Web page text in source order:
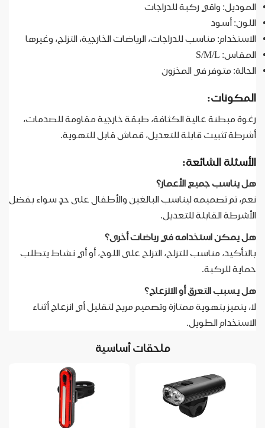
الموديل: واقي ركبة للدراجات
اللون: أسود
الاستخدام: مناسب للدراجات، الرياضات الخارجية، التزلج، وغيرها
المقاس: S/M/L
الحالة: متوفر في المخزون
المكونات:
رغوة مبطنة عالية الكثافة، طبقة خارجية مقاومة للصدمات،
أشرطة تثبيت قابلة للتعديل، قماش قابل للتهوية.
الأسئلة الشائعة:
هل يناسب جميع الأعمار؟
نعم، تم تصميمه ليناسب البالغين والأطفال على حدٍ سواء بفضل
الأشرطة القابلة للتعديل.
هل يمكن استخدامه في رياضات أخرى؟
بالتأكيد، مناسب للتزلج، التزلج على اللوح، أو أي نشاط يتطلب
حماية للركبة.
هل يسبب التعرق أو الانزعاج؟
لا، يتميز بتهوية ممتازة وتصميم مريح لتقليل أي انزعاج أثناء
الاستخدام الطويل.
ملحقات أساسية